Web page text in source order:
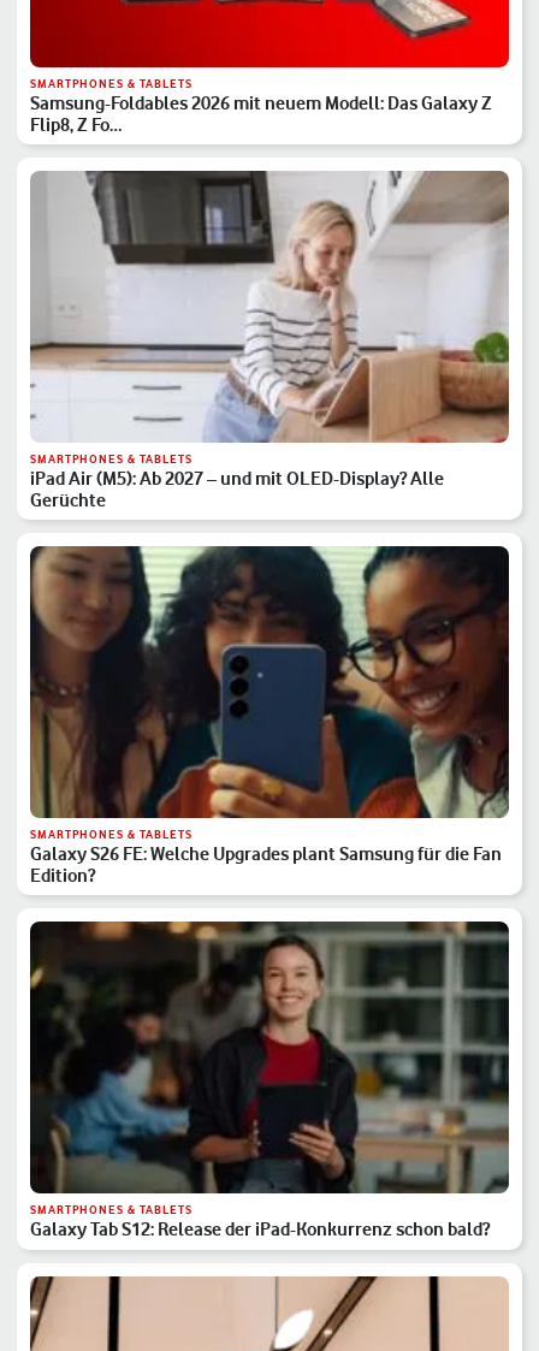
SMARTPHONES & TABLETS
Samsung-Foldables 2026 mit neuem Modell: Das Galaxy Z
Flip8, Z Fo…
SMARTPHONES & TABLETS
iPad Air (M5): Ab 2027 – und mit OLED-Display? Alle
Gerüchte
SMARTPHONES & TABLETS
Galaxy S26 FE: Welche Upgrades plant Samsung für die Fan
Edition?
SMARTPHONES & TABLETS
Galaxy Tab S12: Release der iPad-Konkurrenz schon bald?